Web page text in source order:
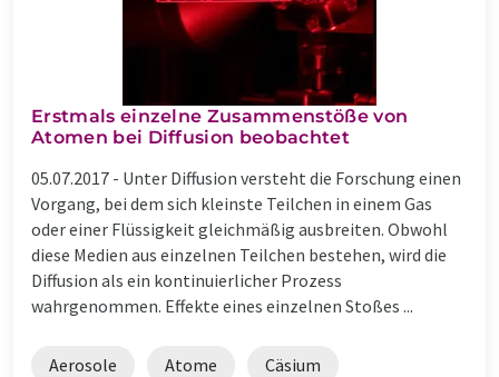
Erstmals einzelne Zusammenstöße von
Atomen bei Diffusion beobachtet
05.07.2017 - Unter Diffusion versteht die Forschung einen
Vorgang, bei dem sich kleinste Teilchen in einem Gas
oder einer Flüssigkeit gleichmäßig ausbreiten. Obwohl
diese Medien aus einzelnen Teilchen bestehen, wird die
Diffusion als ein kontinuierlicher Prozess
wahrgenommen. Effekte eines einzelnen Stoßes ...
Aerosole Atome Cäsium